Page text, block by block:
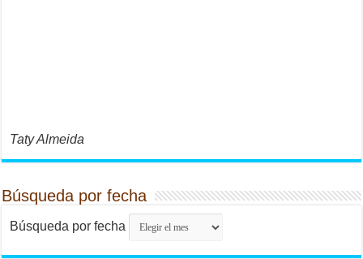
Taty Almeida
Búsqueda por fecha
Búsqueda por fecha